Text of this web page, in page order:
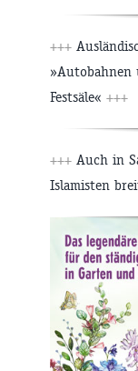
+++
»Autobahnen
Festsäle« +++
+++ Auch in
Islamisten